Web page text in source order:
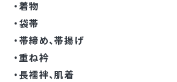
・着物
・袋帯
・帯締め、帯揚げ
・重ね衿
・長襦袢、肌着